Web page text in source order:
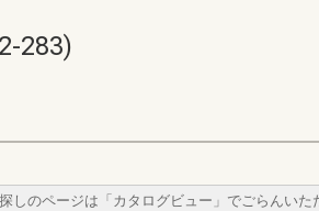
283)
しのページは「カタログビュー」でごらんいた